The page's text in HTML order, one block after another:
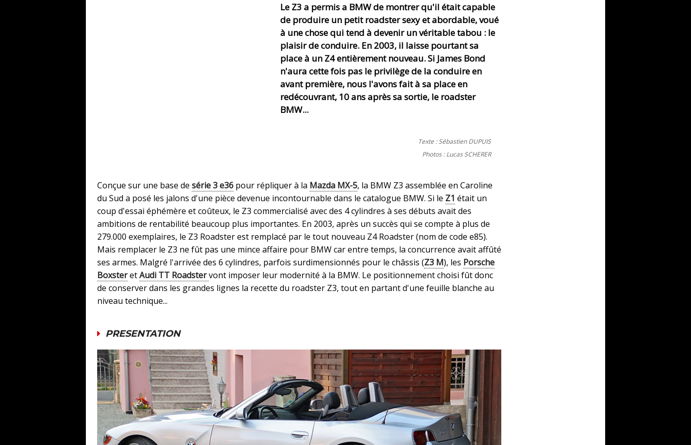
Le Z3 a permis a BMW de montrer qu'il était capable
de produire un petit roadster sexy et abordable, voué
à une chose qui tend à devenir un véritable tabou : le
plaisir de conduire. En 2003, il laisse pourtant sa
place à un Z4 entièrement nouveau. Si James Bond
n'aura cette fois pas le privilège de la conduire en
avant première, nous l'avons fait à sa place en
redécouvrant, 10 ans après sa sortie, le roadster
BMW...
Texte : Sébastien DUPUIS
Photos : Lucas SCHERER
Conçue sur une base de série 3 e36 pour répliquer à la Mazda MX-5, la BMW Z3 assemblée en Caroline
du Sud a posé les jalons d'une pièce devenue incontournable dans le catalogue BMW. Si le Z1 était un
coup d'essai éphémère et coûteux, le Z3 commercialisé avec des 4 cylindres à ses débuts avait des
ambitions de rentabilité beaucoup plus importantes. En 2003, après un succès qui se compte à plus de
279.000 exemplaires, le Z3 Roadster est remplacé par le tout nouveau Z4 Roadster (nom de code e85).
Mais remplacer le Z3 ne fût pas une mince affaire pour BMW car entre temps, la concurrence avait affûté
ses armes. Malgré l'arrivée des 6 cylindres, parfois surdimensionnés pour le châssis (Z3 M), les Porsche
BoxsteretAudi TT Roadstervont imposer leur modernité à la BMW. Le positionnement choisi fût donc
de conserver dans les grandes lignes la recette du roadster Z3, tout en partant d'une feuille blanche au
niveau technique...
PRESENTATION